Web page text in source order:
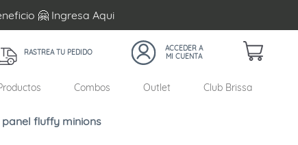
🤗 Ingresa Aqui
RASTREA TU PEDIDO
Combos Outlet Club Brissa
fluffy minions